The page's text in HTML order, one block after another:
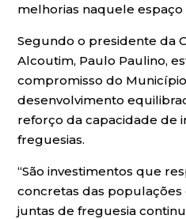
melhorias naquele espaço
Segundo o presidente da
Alcoutim, Paulo Paulino,
compromisso do
desenvolvimento
reforço da capacidade de
freguesias.
“São investimentos que
concretas das
juntas de freguesia